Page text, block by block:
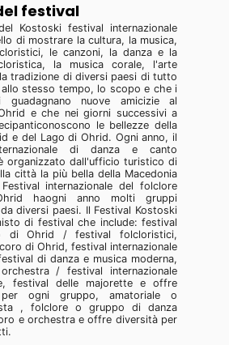
festival
Kostoski festival internazionale
di mostrare la cultura, la musica,
le canzoni, la danza e la
la musica corale, l'arte
tradizione di diversi paesi di tutto
stesso tempo, lo scopo e che i
guadagnano nuove amicizie al
e che nei giorni successivi a
le bellezze della
e del Lago di Ohrid. Ogni anno, il
di danza e canto
è organizzato dall'ufficio turistico di
città la più bella della Macedonia
internazionale del folclore
haogni anno molti gruppi
diversi paesi. Il Festival Kostoski
di festival che include: festival
di Ohrid / festival folcloristici,
di Ohrid, festival internazionale
di danza e musica moderna,
/ festival internazionale
festival delle majorette e offre
ogni gruppo, amatoriale o
, folclore o gruppo di danza
e orchestra e offre diversità per